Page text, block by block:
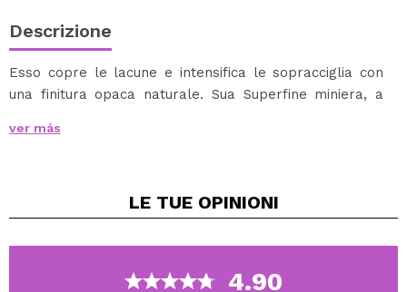
Descrizione
Esso copre le lacune e intensifica le sopracciglia con
una finitura opaca naturale. Sua Superfine miniera, a
secondo la forma desiderata. Molto facile da applicare
vitamine E e C, proprietà idratanti e antiossidanti
paraffina, conservanti e ingredienti volatili di origine
animale - adatto per vegani
ver más
LE TUE OPINIONI
4.90